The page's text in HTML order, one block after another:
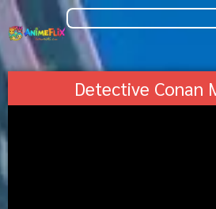
Detective Conan